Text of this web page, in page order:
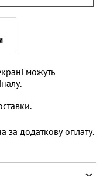
про наявність
про наявність
можуть
за додаткову оплату.